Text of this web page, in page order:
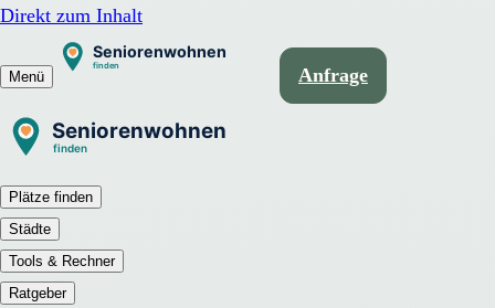
Direkt zum Inhalt
Menü Anfrage
Plätze finden
Städte
Tools & Rechner
Ratgeber